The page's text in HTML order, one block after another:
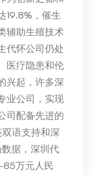
19.8%，催生
辅助生殖技术
代怀公司仍处
医疗隐患和伦
兴起，许多深
业公司，实现
司配备先进的
语支持和深
据，深圳代
85万元人民